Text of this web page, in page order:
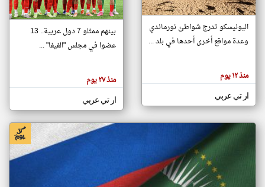
تغيير الدولة
اخبار جزر القمر على مدار الساعة
أهم اخبار جزر القمر العاجلة والمباشرة
هنا عن
وجهة
كاتبيها.
اليونيسكو تدرج شواطئ نورماندي
وعدة مواقع أخرى أحدها في بلد ...
منذ ١٢ يوم
ار تي عربي
بينهم ممثلو 7 دول عربية.. 13
عضوا في مجلس "الفيفا" ...
منذ ٢٧ يوم
ار تي عربي
klyoum.com